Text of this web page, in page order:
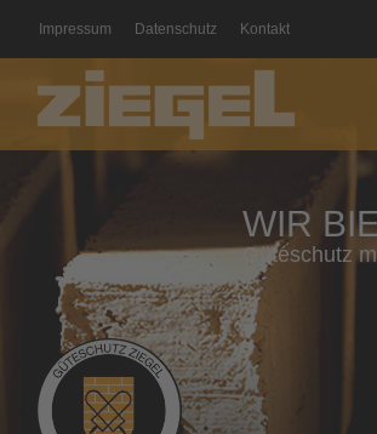
Impressum Datenschutz Kontakt
WIR
Geprüfte Qualität